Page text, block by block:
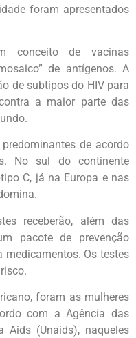
foram apresentados
conceito de vacinas
de antígenos. A
de subtipos do HIV para
a maior parte das
de acordo
No sul do continente
C, já na Europa e nas
receberão, além das
pacote de prevenção
medicamentos. Os testes
foram as mulheres
com a Agência das
Aids (Unaids), naqueles